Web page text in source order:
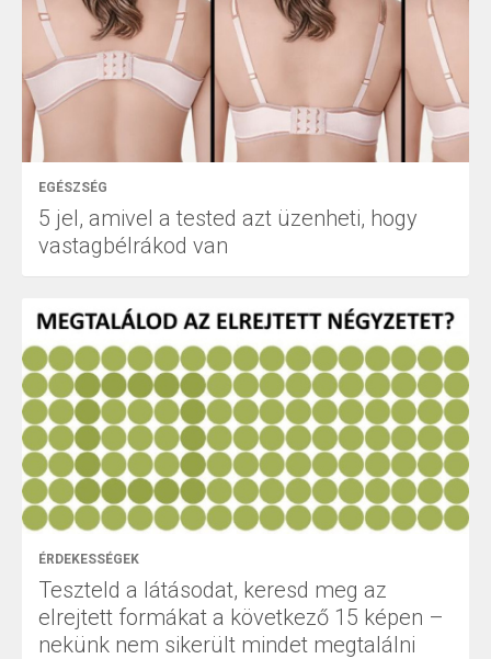
EGÉSZSÉG
5 jel, amivel a tested azt üzenheti, hogy
vastagbélrákod van
ÉRDEKESSÉGEK
Teszteld a látásodat, keresd meg az
elrejtett formákat a következő 15 képen –
nekünk nem sikerült mindet megtalálni